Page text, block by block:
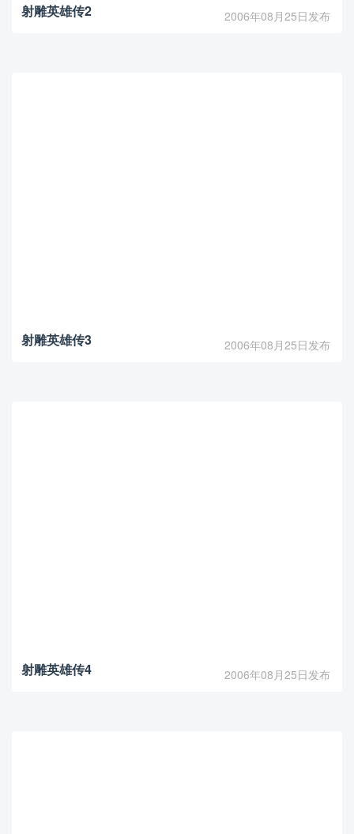
射雕英雄传2 2006年08月25日发布
射雕英雄传3 2006年08月25日发布
射雕英雄传4 2006年08月25日发布